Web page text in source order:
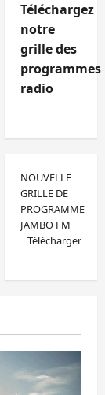
Téléchargez
notre
grille des
programmes
radio
NOUVELLE
GRILLE DE
PROGRAMME
JAMBO FM
Télécharger